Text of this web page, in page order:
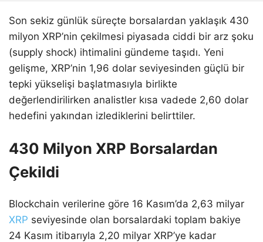
Son sekiz günlük süreçte borsalardan yaklaşık 430
milyon XRP’nin çekilmesi piyasada ciddi bir arz şoku
(supply shock) ihtimalini gündeme taşıdı. Yeni
gelişme, XRP’nin 1,96 dolar seviyesinden güçlü bir
tepki yükselişi başlatmasıyla birlikte
değerlendirilirken analistler kısa vadede 2,60 dolar
hedefini yakından izlediklerini belirttiler.
430 Milyon XRP Borsalardan
Çekildi
Blockchain verilerine göre 16 Kasım’da 2,63 milyar
XRP seviyesinde olan borsalardaki toplam bakiye
24 Kasım itibarıyla 2,20 milyar XRP’ye kadar